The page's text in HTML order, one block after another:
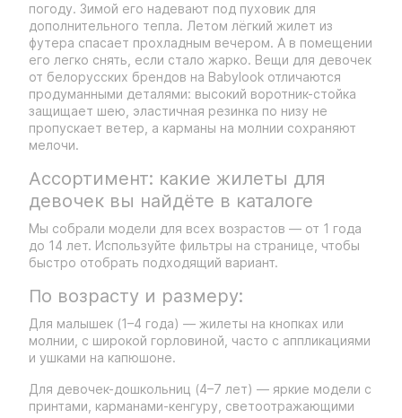
погоду. Зимой его надевают под пуховик для
дополнительного тепла. Летом лёгкий жилет из
футера спасает прохладным вечером. А в помещении
его легко снять, если стало жарко. Вещи для девочек
от белорусских брендов на Babylook отличаются
продуманными деталями: высокий воротник-стойка
защищает шею, эластичная резинка по низу не
пропускает ветер, а карманы на молнии сохраняют
мелочи.
Ассортимент: какие жилеты для
девочек вы найдёте в каталоге
Мы собрали модели для всех возрастов — от 1 года
до 14 лет. Используйте фильтры на странице, чтобы
быстро отобрать подходящий вариант.
По возрасту и размеру:
Для малышек (1–4 года) — жилеты на кнопках или
молнии, с широкой горловиной, часто с аппликациями
и ушками на капюшоне.
Для девочек-дошкольниц (4–7 лет) — яркие модели с
принтами, карманами-кенгуру, светоотражающими